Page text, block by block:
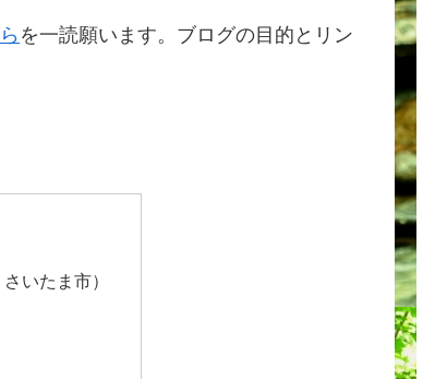
を一読願います。ブログの目的とリン
いたま市）